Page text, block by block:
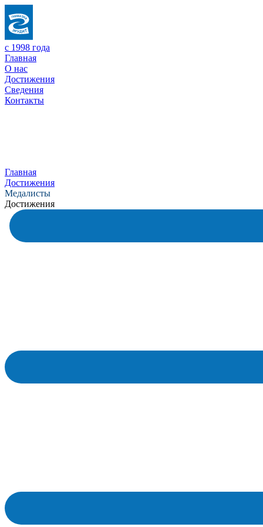
с 1998 года
Главная
О нас
Достижения
Сведения
Контакты
Главная
Достижения
Медалисты
Достижения